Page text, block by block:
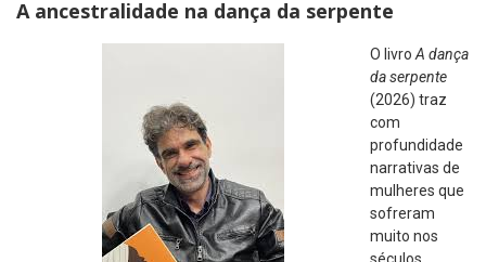
A ancestralidade na dança da serpente
O livro A dança
da serpente
(2026) traz
com
profundidade
narrativas de
mulheres que
sofreram
muito nos